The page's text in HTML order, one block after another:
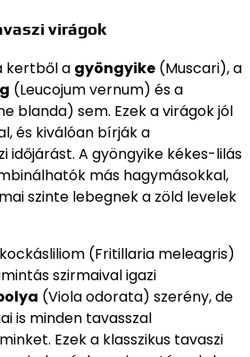
virágok
kertből a gyöngyike (Muscari), a
(Leucojum vernum) és a
blanda) sem. Ezek a virágok jól
és kiválóan bírják a
időjárást. A gyöngyike kékes-lilás
más hagymásokkal,
szinte lebegnek a zöld levelek
(Fritillaria meleagris)
szirmaival igazi
(Viola odorata) szerény, de
is minden tavasszal
Ezek a klasszikus tavaszi